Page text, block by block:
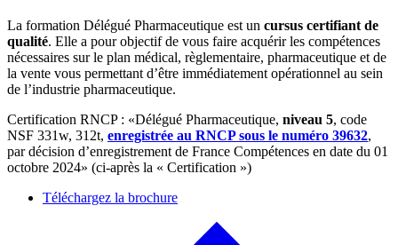
La formation Délégué Pharmaceutique est un cursus certifiant de
qualité. Elle a pour objectif de vous faire acquérir les compétences
nécessaires sur le plan médical, règlementaire, pharmaceutique et de
la vente vous permettant d’être immédiatement opérationnel au sein
de l’industrie pharmaceutique.
Certification RNCP : «Délégué Pharmaceutique, niveau 5, code
NSF 331w, 312t, enregistrée au RNCP sous le numéro 39632,
par décision d’enregistrement de France Compétences en date du 01
octobre 2024» (ci-après la « Certification »)
Téléchargez la brochure